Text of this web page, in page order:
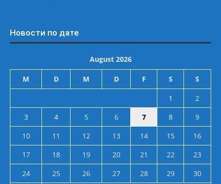
Новости по дате
August 2026
M D M D F S S
1
2
3
4 5 6 7 8
9
10
11 12 13 14 15
16
17
18 19 20 21 22
23
24
25 26 27 28 29 30